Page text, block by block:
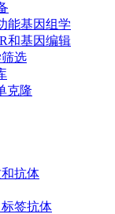
能基因组学
和基因编辑
选
克隆
抗体
签抗体